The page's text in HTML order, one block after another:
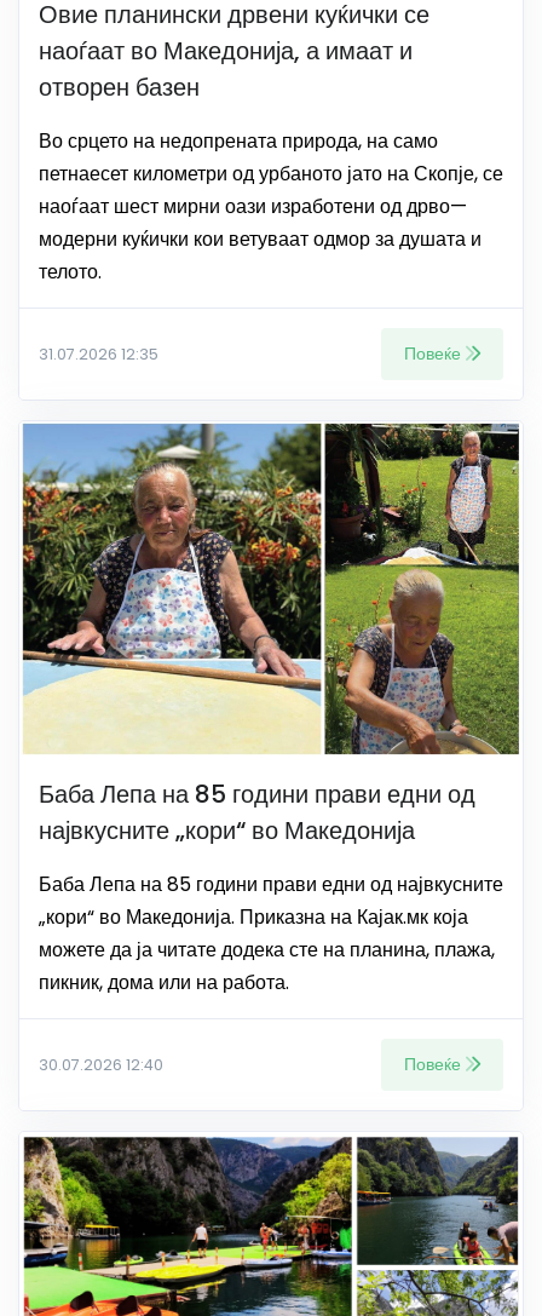
Овие планински дрвени куќички се
наоѓаат во Македонија, а имаат и
отворен базен
Во срцето на недопрената природа, на само
петнаесет километри од урбаното јато на Скопје, се
наоѓаат шест мирни оази изработени од дрво—
модерни куќички кои ветуваат одмор за душата и
телото.
31.07.2026 12:35 Повеќе
Баба Лепа на 85 години прави едни од
највкусните „кори“ во Македонија
Баба Лепа на 85 години прави едни од највкусните
„кори“ во Македонија. Приказна на Кајак.мк која
можете да ја читате додека сте на планина, плажа,
пикник, дома или на работа.
30.07.2026 12:40 Повеќе